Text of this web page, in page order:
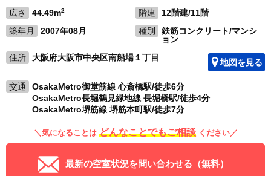
広さ
44.49m2 階建
12階建/11階
築年月
2007年08月 種別
鉄筋コンクリート/マンシ
ョン
住所
大阪府大阪市中央区南船場１丁目 地図を見る
交通
OsakaMetro御堂筋線 心斎橋駅/徒歩6分
OsakaMetro長堀鶴見緑地線 長堀橋駅/徒歩4分
OsakaMetro堺筋線 堺筋本町駅/徒歩7分
＼気になることは どんなことでもご相談 ください／
最新の空室状況を問い合わせる（無料）